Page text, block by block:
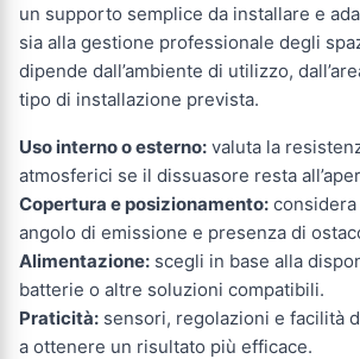
un supporto semplice da installare e
sia alla gestione professionale degli
dipende dall’ambiente di utilizzo,
tipo di installazione prevista.
Uso interno o esterno: valuta la
atmosferici se il dissuasore resta
Copertura e posizionamento: considera
angolo di emissione e presenza di
Alimentazione: scegli in base alla
batterie o altre soluzioni compatibili.
Praticità: sensori, regolazioni e facilità
a ottenere un risultato più efficace.